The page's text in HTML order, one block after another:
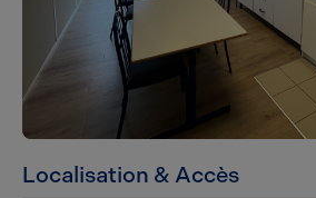
Localisation & Accès